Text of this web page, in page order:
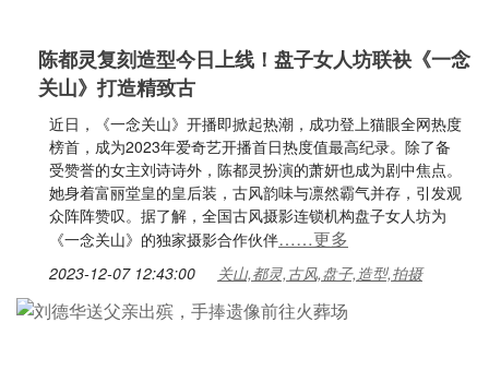
陈都灵复刻造型今日上线！盘子女人坊联袂《一念
关山》打造精致古
近日，《一念关山》开播即掀起热潮，成功登上猫眼全网热度
榜首，成为2023年爱奇艺开播首日热度值最高纪录。除了备
受赞誉的女主刘诗诗外，陈都灵扮演的萧妍也成为剧中焦点。
她身着富丽堂皇的皇后装，古风韵味与凛然霸气并存，引发观
众阵阵赞叹。据了解，全国古风摄影连锁机构盘子女人坊为
《一念关山》的独家摄影合作伙伴……更多
2023-12-07 12:43:00 关山,都灵,古风,盘子,造型,拍摄